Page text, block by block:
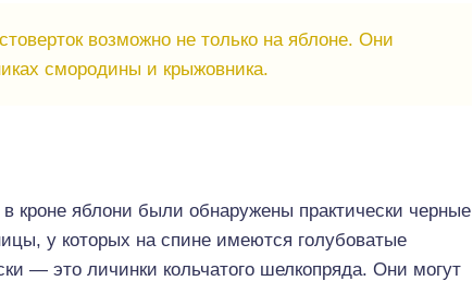
возможно не только на яблоне. Они
смородины и крыжовника.
кроне яблони были обнаружены практически черные
у которых на спине имеются голубоватые
— это личинки кольчатого шелкопряда. Они могут